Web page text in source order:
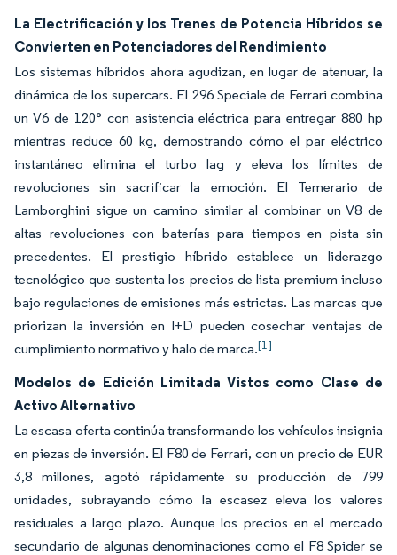
La Electrificación y los Trenes de Potencia Híbridos se
Convierten en Potenciadores del Rendimiento
Los sistemas híbridos ahora agudizan, en lugar de atenuar, la
dinámica de los supercars. El 296 Speciale de Ferrari combina
un V6 de 120° con asistencia eléctrica para entregar 880 hp
mientras reduce 60 kg, demostrando cómo el par eléctrico
instantáneo elimina el turbo lag y eleva los límites de
revoluciones sin sacrificar la emoción. El Temerario de
Lamborghini sigue un camino similar al combinar un V8 de
altas revoluciones con baterías para tiempos en pista sin
precedentes. El prestigio híbrido establece un liderazgo
tecnológico que sustenta los precios de lista premium incluso
bajo regulaciones de emisiones más estrictas. Las marcas que
priorizan la inversión en I+D pueden cosechar ventajas de
cumplimiento normativo y halo de marca.[1]
Modelos de Edición Limitada Vistos como Clase de
Activo Alternativo
La escasa oferta continúa transformando los vehículos insignia
en piezas de inversión. El F80 de Ferrari, con un precio de EUR
3,8 millones, agotó rápidamente su producción de 799
unidades, subrayando cómo la escasez eleva los valores
residuales a largo plazo. Aunque los precios en el mercado
secundario de algunas denominaciones como el F8 Spider se